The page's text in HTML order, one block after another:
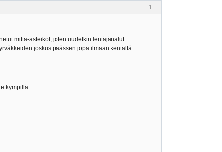
1
mitta-asteikot, joten uudetkin lentäjänalut
joskus päässen jopa ilmaan kentältä.
kympillä.